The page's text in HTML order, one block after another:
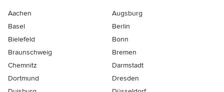
Aachen
Augsburg
Basel
Berlin
Bielefeld
Bonn
Braunschweig
Bremen
Chemnitz
Darmstadt
Dortmund
Dresden